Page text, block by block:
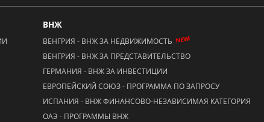
ВНЖ
ВЕНГРИЯ - ВНЖ ЗА НЕДВИЖИМОСТЬ NEW!
ВЕНГРИЯ - ВНЖ ЗА ПРЕДСТАВИТЕЛЬСТВО
ГЕРМАНИЯ - ВНЖ ЗА ИНВЕСТИЦИИ
ЕВРОПЕЙСКИЙ СОЮЗ - ПРОГРАММА ПО ЗАПРОСУ
ИСПАНИЯ - ВНЖ ФИНАНСОВО-НЕЗАВИСИМАЯ КАТЕГОРИЯ
ОАЭ - ПРОГРАММЫ ВНЖ